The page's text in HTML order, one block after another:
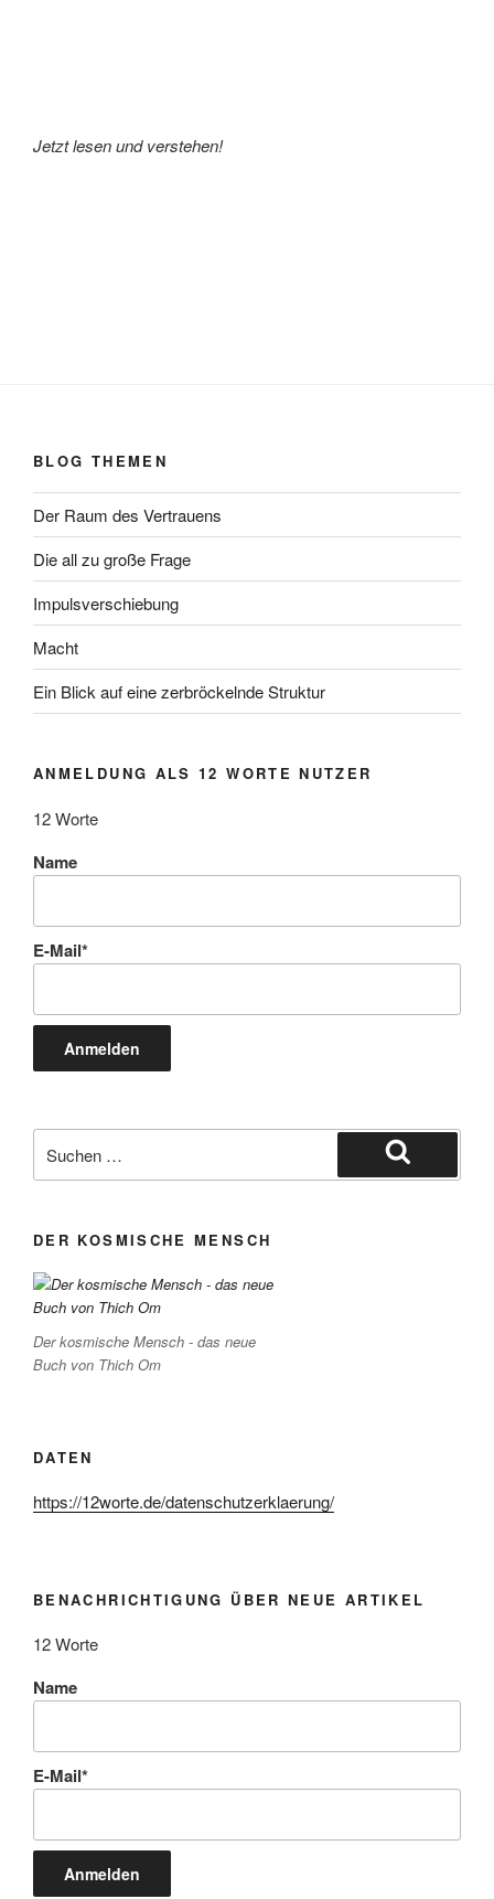
Jetzt lesen und verstehen!
BLOG THEMEN
Der Raum des Vertrauens
Die all zu große Frage
Impulsverschiebung
Macht
Ein Blick auf eine zerbröckelnde Struktur
ANMELDUNG ALS 12 WORTE NUTZER
12 Worte
Name
E-Mail*
nach:
Suchen
DER KOSMISCHE MENSCH
Der kosmische Mensch - das neue
Buch von Thich Om
DATEN
https://12worte.de/datenschutzerklaerung/
BENACHRICHTIGUNG ÜBER NEUE ARTIKEL
12 Worte
Name
E-Mail*